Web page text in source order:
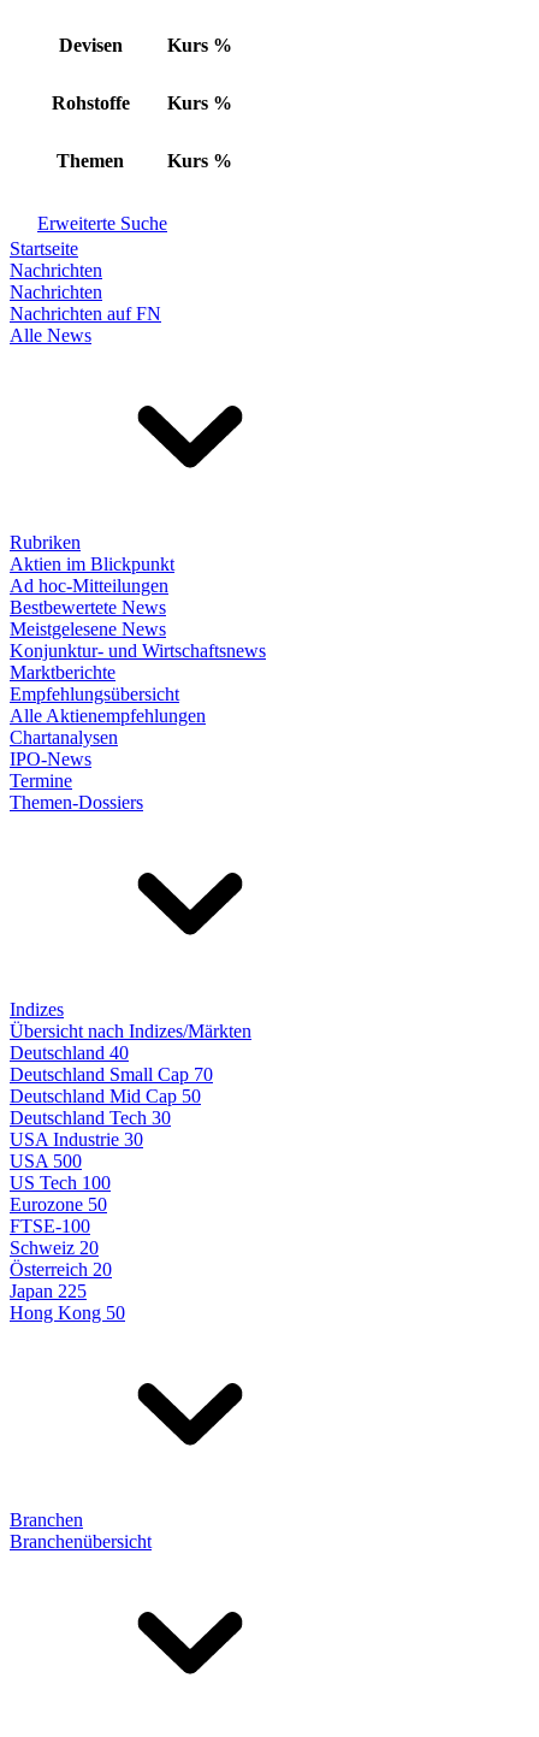
Devisen Kurs %
Rohstoffe Kurs %
Themen Kurs %
Erweiterte Suche
Startseite
Nachrichten
Nachrichten
Nachrichten auf FN
Alle News
Rubriken
Aktien im Blickpunkt
Ad hoc-Mitteilungen
Bestbewertete News
Meistgelesene News
Konjunktur- und Wirtschaftsnews
Marktberichte
Empfehlungsübersicht
Alle Aktienempfehlungen
Chartanalysen
IPO-News
Termine
Themen-Dossiers
Indizes
Übersicht nach Indizes/Märkten
Deutschland 40
Deutschland Small Cap 70
Deutschland Mid Cap 50
Deutschland Tech 30
USA Industrie 30
USA 500
US Tech 100
Eurozone 50
FTSE-100
Schweiz 20
Österreich 20
Japan 225
Hong Kong 50
Branchen
Branchenübersicht